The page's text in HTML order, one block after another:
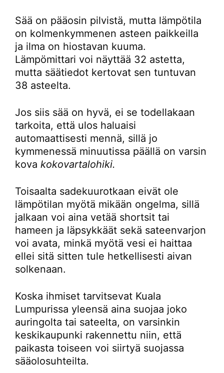
Sää on pääosin pilvistä, mutta lämpötila
on kolmenkymmenen asteen paikkeilla
ja ilma on hiostavan kuuma.
Lämpömittari voi näyttää 32 astetta,
mutta säätiedot kertovat sen tuntuvan
38 asteelta.
Jos siis sää on hyvä, ei se todellakaan
tarkoita, että ulos haluaisi
automaattisesti mennä, sillä jo
kymmenessä minuutissa päällä on varsin
kova kokovartalohiki.
Toisaalta sadekuurotkaan eivät ole
lämpötilan myötä mikään ongelma, sillä
jalkaan voi aina vetää shortsit tai
hameen ja läpsykkäät sekä sateenvarjon
voi avata, minkä myötä vesi ei haittaa
ellei sitä sitten tule hetkellisesti aivan
solkenaan.
Koska ihmiset tarvitsevat Kuala
Lumpurissa yleensä aina suojaa joko
auringolta tai sateelta, on varsinkin
keskikaupunki rakennettu niin, että
paikasta toiseen voi siirtyä suojassa
sääolosuhteilta.